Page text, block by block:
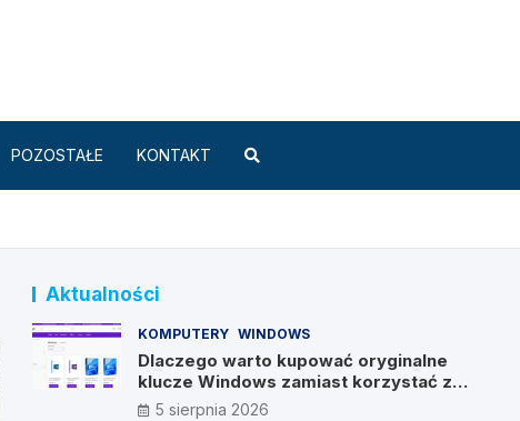
POZOSTAŁE KONTAKT
Aktualności
KOMPUTERY WINDOWS
Dlaczego warto kupować oryginalne
klucze Windows zamiast korzystać z
nieautoryzowanych źródeł?
5 sierpnia 2026